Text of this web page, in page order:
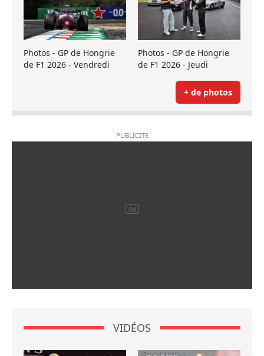
Photos - GP de Hongrie
de F1 2026 - Vendredi
Photos - GP de Hongrie
de F1 2026 - Jeudi
+ de photos
VIDÉOS